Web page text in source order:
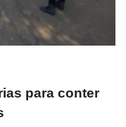
para conter